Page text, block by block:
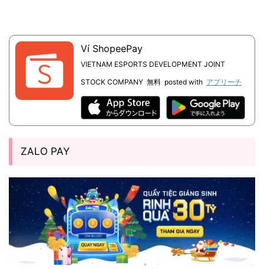
Ví ShopeePay
VIETNAM ESPORTS DEVELOPMENT JOINT
STOCK COMPANY 無料 posted with アプリーチ
ZALO PAY